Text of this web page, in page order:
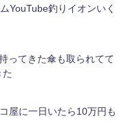
YouTube釣りイオンいく
ってきた傘も取られてて
た
屋に一日いたら10万円も